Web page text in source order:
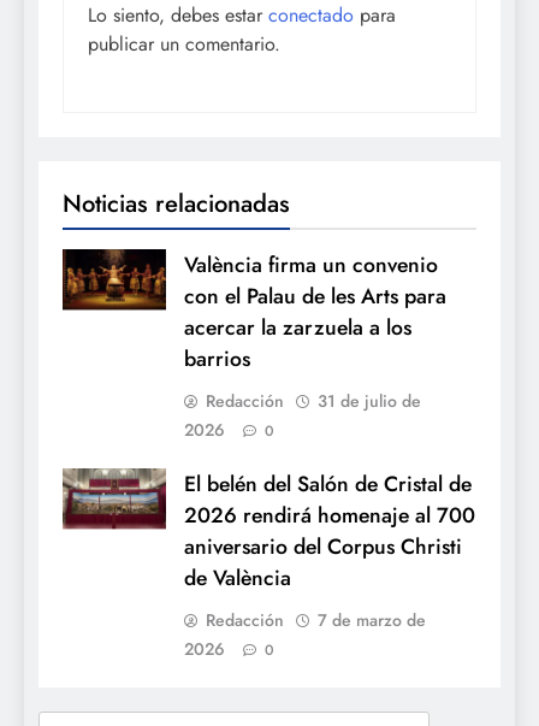
Lo siento, debes estar conectado para
publicar un comentario.
Noticias relacionadas
València firma un convenio
con el Palau de les Arts para
acercar la zarzuela a los
barrios
Redacción
31 de julio de
2026
0
El belén del Salón de Cristal de
2026 rendirá homenaje al 700
aniversario del Corpus Christi
de València
Redacción
7 de marzo de
2026
0